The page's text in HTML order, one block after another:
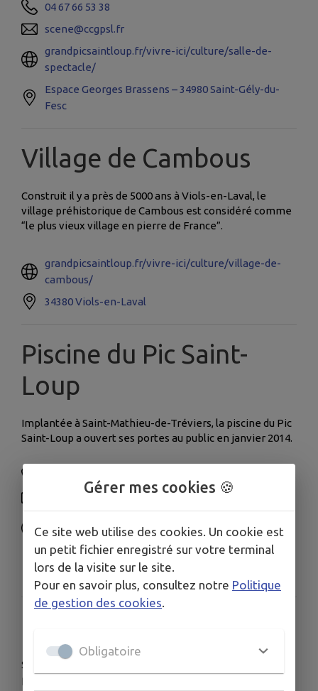
04 67 66 53 38
scene@ccgpsl.fr
grandpicsaintloup.fr/vivre-ici/culture/salle-de-
spectacle/
Espace Georges Brassens – 34980 Saint-Gély-du-
Fesc
Village de Cambous
Construit il y a près de 5000 ans à Viols-en-Laval, le
village préhistorique de Cambous est considéré comme
“le plus vieux village en pierre de France”.
grandpicsaintloup.fr/vivre-ici/culture/village-de-
cambous/
34380 Viols-en-Laval
Piscine du Pic Saint-
Loup
Implantée à Saint-Mathieu-de-Tréviers, la piscine du Pic
Saint-Loup a ouvert ses portes au public en janvier 2014.
loisirs/piscine-intercommunale/
Piscine du Pic Saint-Loup, 800 Chemin de la ville,
Saint-Mathieu-de-Tréviers
Symbole d’une tradition locale solidement enracinée, le
pôle sportif, réaménagé en 2013, voit régulièrement
Gérer mes cookies 🍪
Ce site web utilise des cookies. Un cookie est
un petit fichier enregistré sur votre terminal
lors de la visite sur le site.
Pour en savoir plus, consultez notre Politique
de gestion des cookies
Obligatoire